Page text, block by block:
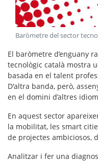
Baròmetre del sector
El baròmetre d’enguany
tecnològic català mostra
basada en el talent
D'altra banda, però,
en el domini d’altres
En aquest sector
la mobilitat, les smart
de projectes ambiciosos,
Analitzar i fer una